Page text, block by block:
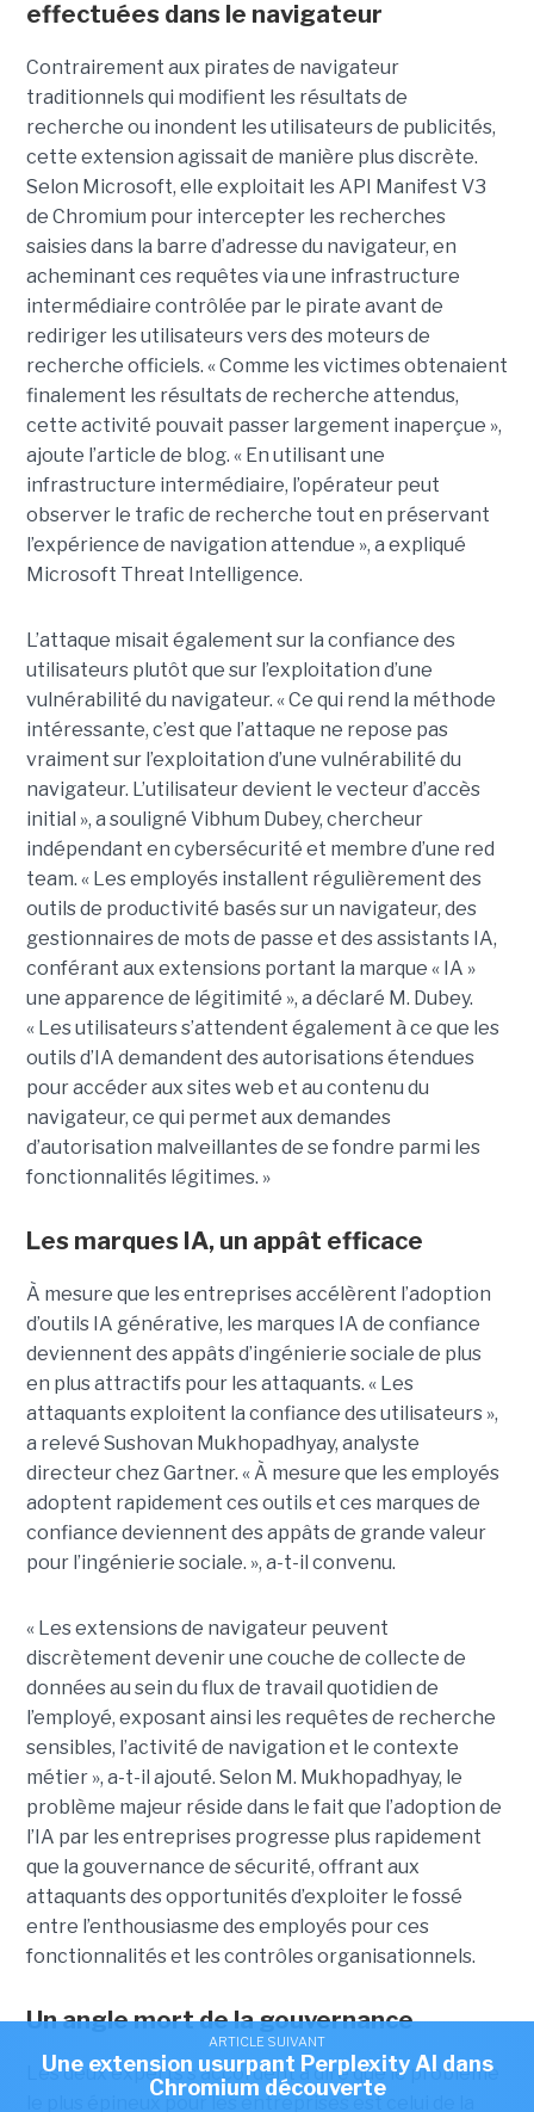
ARTICLE SUIVANT
Une extension usurpant Perplexity AI dans
Chromium découverte
effectuées dans le navigateur
Contrairement aux pirates de navigateur
traditionnels qui modifient les résultats de
recherche ou inondent les utilisateurs de publicités,
cette extension agissait de manière plus discrète.
Selon Microsoft, elle exploitait les API Manifest V3
de Chromium pour intercepter les recherches
saisies dans la barre d’adresse du navigateur, en
acheminant ces requêtes via une infrastructure
intermédiaire contrôlée par le pirate avant de
rediriger les utilisateurs vers des moteurs de
recherche officiels. « Comme les victimes obtenaient
finalement les résultats de recherche attendus,
cette activité pouvait passer largement inaperçue »,
ajoute l’article de blog. « En utilisant une
infrastructure intermédiaire, l’opérateur peut
observer le trafic de recherche tout en préservant
l’expérience de navigation attendue », a expliqué
Microsoft Threat Intelligence.
L’attaque misait également sur la confiance des
utilisateurs plutôt que sur l’exploitation d’une
vulnérabilité du navigateur. « Ce qui rend la méthode
intéressante, c’est que l’attaque ne repose pas
vraiment sur l’exploitation d’une vulnérabilité du
navigateur. L’utilisateur devient le vecteur d’accès
initial », a souligné Vibhum Dubey, chercheur
indépendant en cybersécurité et membre d’une red
team. « Les employés installent régulièrement des
outils de productivité basés sur un navigateur, des
gestionnaires de mots de passe et des assistants IA,
conférant aux extensions portant la marque « IA »
une apparence de légitimité », a déclaré M. Dubey.
« Les utilisateurs s’attendent également à ce que les
outils d’IA demandent des autorisations étendues
pour accéder aux sites web et au contenu du
navigateur, ce qui permet aux demandes
d’autorisation malveillantes de se fondre parmi les
fonctionnalités légitimes. »
Les marques IA, un appât efficace
À mesure que les entreprises accélèrent l’adoption
d’outils IA générative, les marques IA de confiance
deviennent des appâts d’ingénierie sociale de plus
en plus attractifs pour les attaquants. « Les
attaquants exploitent la confiance des utilisateurs »,
a relevé Sushovan Mukhopadhyay, analyste
directeur chez Gartner. « À mesure que les employés
adoptent rapidement ces outils et ces marques de
confiance deviennent des appâts de grande valeur
pour l’ingénierie sociale. », a-t-il convenu.
« Les extensions de navigateur peuvent
discrètement devenir une couche de collecte de
données au sein du flux de travail quotidien de
l’employé, exposant ainsi les requêtes de recherche
sensibles, l’activité de navigation et le contexte
métier », a-t-il ajouté. Selon M. Mukhopadhyay, le
problème majeur réside dans le fait que l’adoption de
l’IA par les entreprises progresse plus rapidement
que la gouvernance de sécurité, offrant aux
attaquants des opportunités d’exploiter le fossé
entre l’enthousiasme des employés pour ces
fonctionnalités et les contrôles organisationnels.
Un angle mort de la gouvernance
Les deux experts s’accordent à dire que le problème